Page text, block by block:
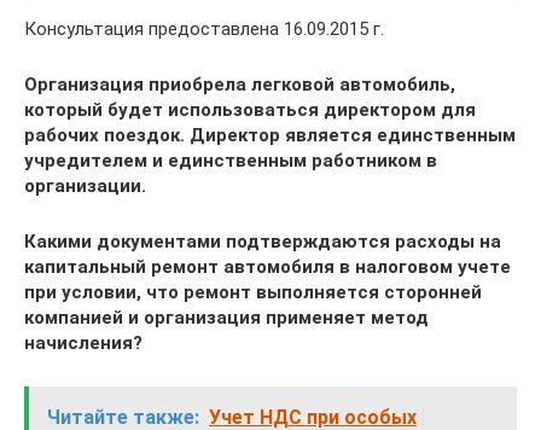
Консультация предоставлена 16.09.2015 г.
Организация приобрела легковой автомобиль,
который будет использоваться директором для
рабочих поездок. Директор является единственным
учредителем и единственным работником в
организации.
Какими документами подтверждаются расходы на
капитальный ремонт автомобиля в налоговом учете
при условии, что ремонт выполняется сторонней
компанией и организация применяет метод
начисления?
Читайте также: Учет НДС при особых